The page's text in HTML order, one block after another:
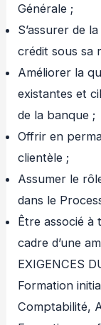
Générale ;
S’assurer de
crédit sous sa
Améliorer la
existantes et
de la banque ;
Offrir en
clientèle ;
Assumer le
dans le
Être associé à
cadre d’une
EXIGENCES
Formation
Comptabilité,